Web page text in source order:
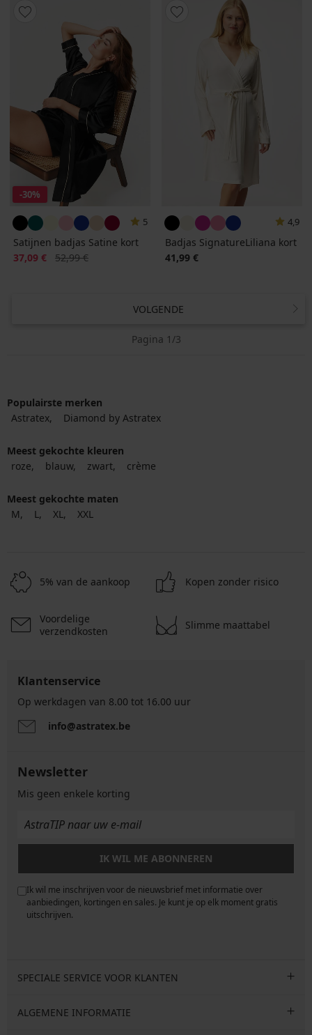
-30%
5
Satijnen badjas Satine kort
Korting
37,09 € Oorspronkelijke prijs
52,99 €
4,9
Badjas SignatureLiliana kort
41,99 €
VOLGENDE
Pagina 1/3
Populairste merken
Astratex
Diamond by Astratex
Meest gekochte kleuren
roze
blauw zwart crème
Meest gekochte maten
M
L XL XXL
5% van de aankoop Kopen zonder risico
Voordelige
verzendkosten
Slimme maattabel
Klantenservice
Op werkdagen van 8.00 tot 16.00 uur
info@astratex.be
Newsletter
Mis geen enkele korting
IK WIL ME ABONNEREN
Ik wil me inschrijven voor de nieuwsbrief met informatie over
aanbiedingen, kortingen en sales. Je kunt je op elk moment gratis
uitschrijven.
SPECIALE SERVICE VOOR KLANTEN
ALGEMENE INFORMATIE